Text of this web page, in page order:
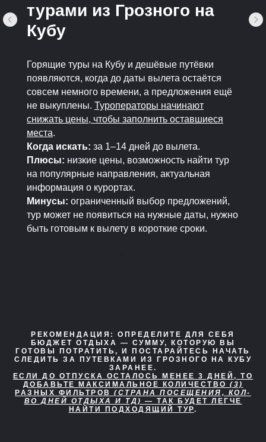
турами из Грозного на
Кубу
Горящие туры на Кубу и дешёвые путёвки
появляются, когда до даты вылета остаётся
совсем немного времени, а предложения ещё
не выкуплены. Туроператоры начинают
снижать цены, чтобы заполнить оставшиеся
места.
Когда искать: за 1–14 дней до вылета.
Плюсы: низкие цены, возможность найти тур
на популярные направления, актуальная
информация о курортах.
Минусы: ограниченный выбор предложений,
тур может не появиться на нужные даты, нужно
быть готовым к вылету в короткие сроки.
РЕКОМЕНДАЦИЯ:
ОПРЕДЕЛИТЕ ДЛЯ СЕБЯ
БЮДЖЕТ ОТДЫХА — СУММУ, КОТОРУЮ ВЫ
ГОТОВЫ ПОТРАТИТЬ, И ПОСТАРАЙТЕСЬ НАЧАТЬ
СЛЕДИТЬ ЗА ПУТЕВКАМИ ИЗ ГРОЗНОГО НА КУБУ
ЗАРАНЕЕ.
ЕСЛИ ДО ОТПУСКА ОСТАЛОСЬ МЕНЕЕ 3 ДНЕЙ, ТО
ДОБАВЬТЕ МАКСИМАЛЬНОЕ КОЛИЧЕСТВО (3)
РАЗНЫХ ФИЛЬТРОВ(СТРАНА ПОСЕЩЕНИЯ, КОЛ-
ВО ДНЕЙ ОТДЫХА И ТД) — ТАК БУДЕТ ЛЕГЧЕ
НАЙТИ ПОДХОДЯЩИЙ ТУР.